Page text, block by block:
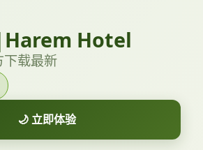
Hotel
载最新
🌙 立即体验